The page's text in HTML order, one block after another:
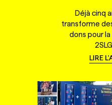
Déjà cinq
transforme
dons pour
LIRE